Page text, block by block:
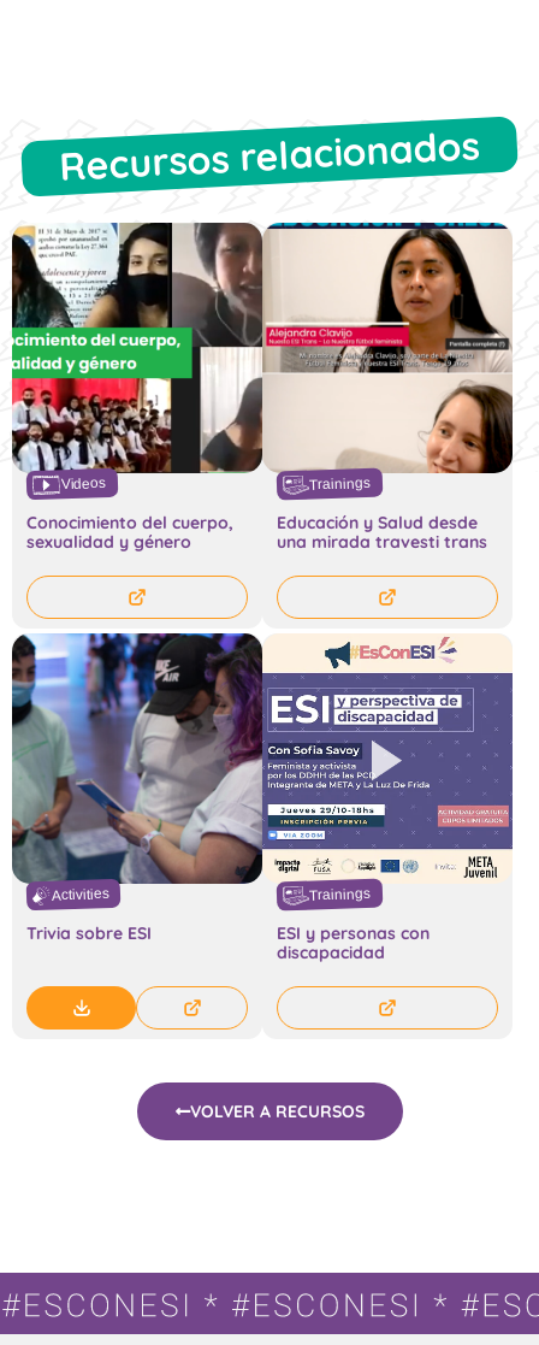
Recursos relacionados
Videos
Conocimiento del cuerpo,
sexualidad y género
Trainings
Educación y Salud desde
una mirada travesti trans
Activities
Trivia sobre ESI
Trainings
ESI y personas con
discapacidad
VOLVER A RECURSOS